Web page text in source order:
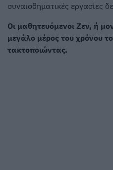
συναισθηματικές εργασίες
Οι μαθητευόμενοι Ζεν, ή
μεγάλο μέρος του χρόνου
τακτοποιώντας.